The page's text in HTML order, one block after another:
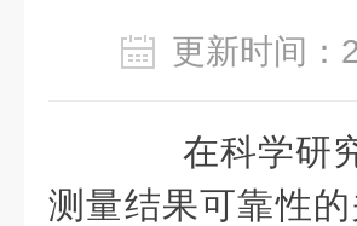
更新时间
在科学研究
测量结果可靠性